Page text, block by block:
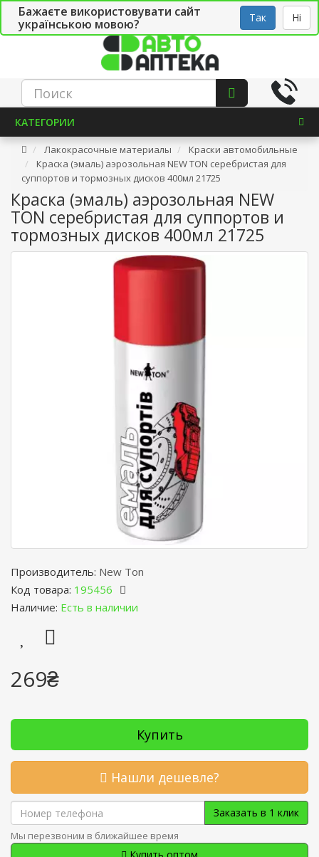
Бажаєте використовувати сайт
українською мовою?
Так Ні
СТО Укр
КАТЕГОРИИ
Лакокрасочные материалы
Краски автомобильные
Краска (эмаль) аэрозольная NEW TON серебристая для
суппортов и тормозных дисков 400мл 21725
Краска (эмаль) аэрозольная NEW
TON серебристая для суппортов и
тормозных дисков 400мл 21725
Производитель: New Ton
Код товара: 195456
Наличие: Есть в наличии
269₴
Купить
Нашли дешевле?
Заказать в 1 клик
Мы перезвоним в ближайшее время